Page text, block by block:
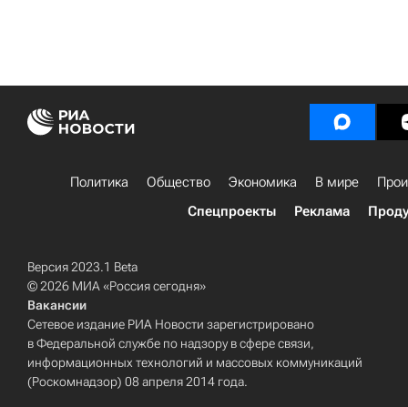
Политика Общество Экономика В мире
Спецпроекты
Реклама
Версия 2023.1 Beta
© 2026 МИА «Россия сегодня»
Вакансии
Сетевое издание РИА Новости зарегистрировано
в Федеральной службе по надзору в сфере связи,
информационных технологий и массовых коммуникаций
(Роскомнадзор) 08 апреля 2014 года.